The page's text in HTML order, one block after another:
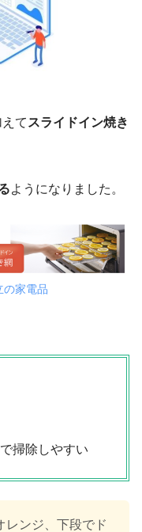
て スライドイン焼き
ようになりました。
の家電品
掃除しやすい
レンジ、下段でド